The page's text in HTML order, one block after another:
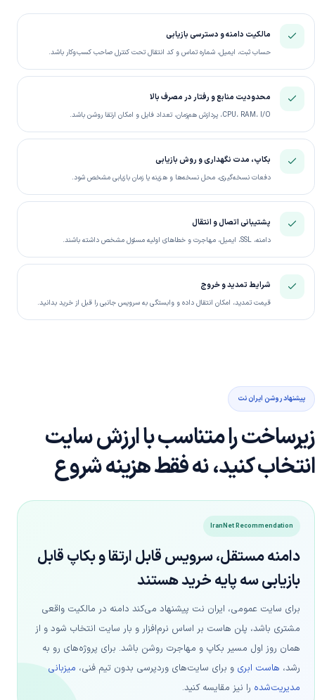
مالکیت دامنه و دسترسی بازیابی
حساب ثبت، ایمیل، شماره تماس و کد انتقال تحت کنترل صاحب کسب‌وکار باشد.
محدودیت منابع و رفتار در مصرف بالا
CPU، RAM، I/O، پردازش هم‌زمان، تعداد فایل و امکان ارتقا روشن باشد.
بکاپ، مدت نگهداری و روش بازیابی
دفعات نسخه‌گیری، محل نسخه‌ها و هزینه یا زمان بازیابی مشخص شود.
پشتیبانی اتصال و انتقال
دامنه، SSL، ایمیل، مهاجرت و خطاهای اولیه مسئول مشخص داشته باشند.
شرایط تمدید و خروج
قیمت تمدید، امکان انتقال داده و وابستگی به سرویس جانبی را قبل از خرید بدانید.
پیشنهاد روشن ایران نت
زیرساخت را متناسب با ارزش سایت
انتخاب کنید، نه فقط هزینه شروع
IranNet Recommendation
دامنه مستقل، سرویس قابل ارتقا و بکاپ قابل
بازیابی سه پایه خرید هستند
برای سایت عمومی، ایران نت پیشنهاد می‌کند دامنه در مالکیت واقعی
مشتری باشد، پلن هاست بر اساس نرم‌افزار و بار سایت انتخاب شود و از
همان روز اول مسیر بکاپ و مهاجرت روشن باشد. برای پروژه‌های رو به
رشد، هاست ابری و برای سایت‌های وردپرسی بدون تیم فنی، میزبانی
مدیریت‌شده را نیز مقایسه کنید.